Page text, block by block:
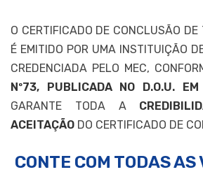
O CERTIFICADO DE CONCLUSÃO DE
É EMITIDO POR UMA INSTITUIÇÃO
CREDENCIADA PELO MEC,
Nº73, PUBLICADA NO D.O.U.
GARANTE TODA A
ACEITAÇÃO DO CERTIFICADO DE
CONTE COM TODAS